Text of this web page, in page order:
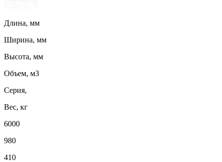
Длина, мм
Ширина, мм
Высота, мм
Объем, м3
Серия,
Вес, кг
6000
980
410